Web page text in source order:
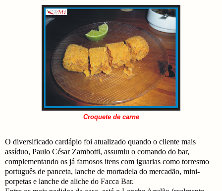
Croquete de carne
O diversificado cardápio foi atualizado quando o cliente mais
assíduo, Paulo César Zambotti, assumiu o comando do bar,
complementando os já famosos itens com iguarias como torresmo
português de panceta, lanche de mortadela do mercadão, mini-
porpetas e lanche de aliche do Facca Bar.